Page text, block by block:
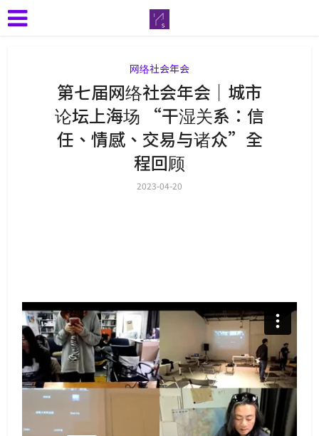
网络社会年会
第七届网络社会年会｜城市
论坛上海场 “干湿关系：信
任、情感、交易与诸众”全
程回顾
2023-04-20